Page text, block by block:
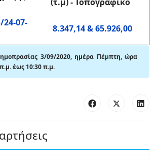
24-07-
8.347,14 & 65.926,00
3/09/2020, ημέρα Πέμπτη, ώρα
.μ. έως 10:30 π.μ.